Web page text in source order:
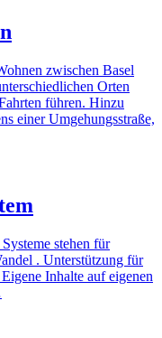
zwischen Basel
Orten
führen. Hinzu
einer Umgehungsstraße,
stehen für
. Unterstützung für
Inhalte auf eigenen